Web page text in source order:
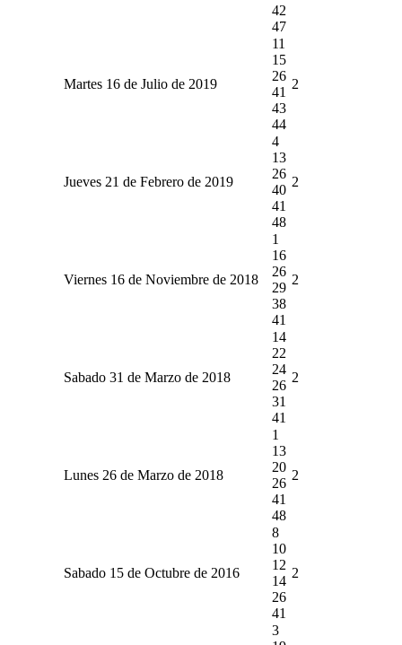
42
47
Martes 16 de Julio de 2019
11
15
26
41
43
44
2
Jueves 21 de Febrero de 2019
4
13
26
40
41
48
2
Viernes 16 de Noviembre de 2018
1
16
26
29
38
41
2
Sabado 31 de Marzo de 2018
14
22
24
26
31
41
2
Lunes 26 de Marzo de 2018
1
13
20
26
41
48
2
Sabado 15 de Octubre de 2016
8
10
12
14
26
41
2
3